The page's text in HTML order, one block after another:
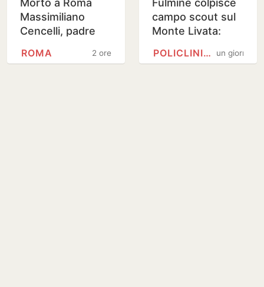
Morto a Roma
Massimiliano
Cencelli, padre
'manuale'
2 ore
ROMA
Fulmine colpisce
campo scout sul
Monte Livata:
ragazzo
un giorno
POLICLINICO GEMELLI